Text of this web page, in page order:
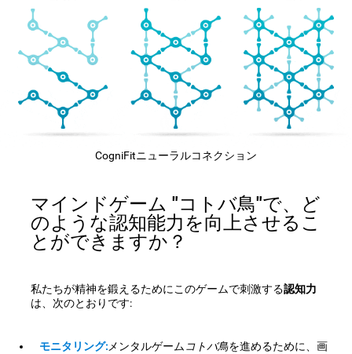
CogniFitニューラルコネクション
マインドゲーム "コトバ鳥"で、ど
のような認知能力を向上させるこ
とができますか？
私たちが精神を鍛えるためにこのゲームで刺激する認知力
は、次のとおりです:
モニタリング:メンタルゲームコトバ鳥を進めるために、画